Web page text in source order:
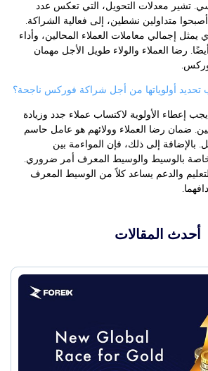
تشير معدلات التحويل، التي تعكس عدد
أصبحوا متداولين نشطين، إلى فعالية الشراكة.
يمثل إجمالي معاملات العملاء المحالين، وأداء
رضا العملاء والولاء طويل الأجل مهمان
تحديد أولوياتها من أجل شراكة فوركس ناجحة؟
إعطاء الأولوية لاكتساب عملاء جدد وزيادة
ضمان رضا العملاء وولائهم هو عامل حاسم
بالإضافة إلى ذلك، فإن المواءمة بين
بالوسيط والوسيط المعرف أمر ضروري.
والدعم يساعد كلاً من الوسيط المعرف
أحدث المقالات